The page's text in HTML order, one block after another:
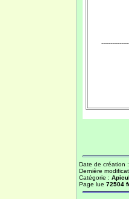
Date de création
Dernière
Catégorie :
Page lue 72504